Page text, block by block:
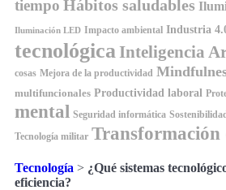
tiempo Hábitos saludables
Iluminación LED Impacto ambiental Industria
tecnológica Inteligencia
cosas Mejora de la productividad
multifuncionales Productividad laboral
mental Seguridad informática Sostenibilidad
Tecnología militar
Tecnología > ¿Qué sistemas
eficiencia?